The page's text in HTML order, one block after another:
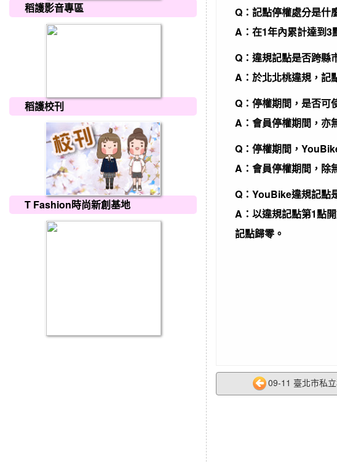
Q：記點停權處分是什
A：在1年內累計達到3
Q：違規記點是否跨縣
A：於北北桃違規，記
Q：停權期間，是否可
A：會員停權期間，亦
Q：停權期間，
A：會員停權期間，除
Q：YouBike違規記點
A：以違規記點第1點
記點歸零。
09-11 臺北市私
稻護影音專區
稻護校刊
T Fashion時尚新創基地